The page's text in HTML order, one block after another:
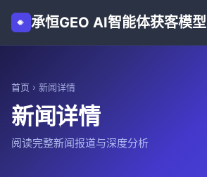
承恒GEO AI智能体获客模型
首页 › 新闻详情
新闻详情
阅读完整新闻报道与深度分析